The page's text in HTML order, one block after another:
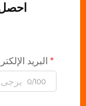
البريد
0/100